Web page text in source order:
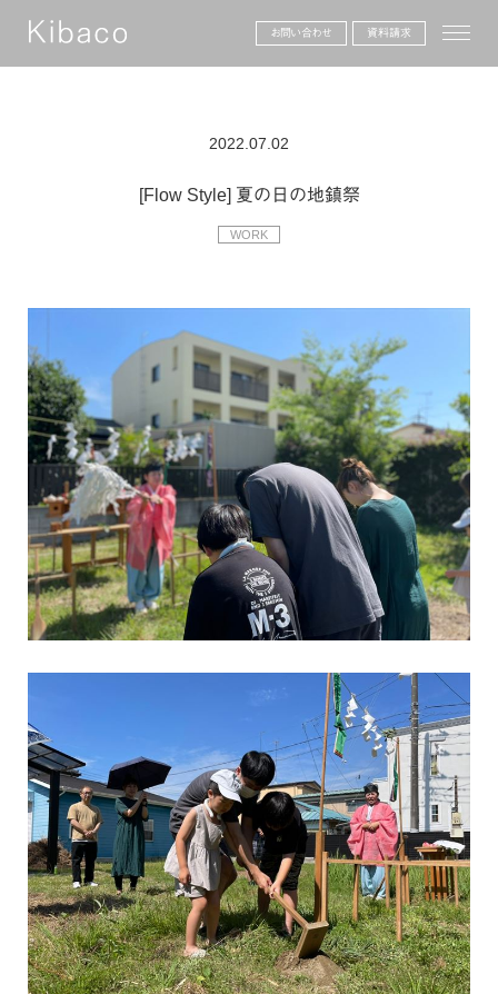
toggle
お問い合わせ 資料請求
2022.07.02
[Flow Style] 夏の日の地鎮祭
WORK